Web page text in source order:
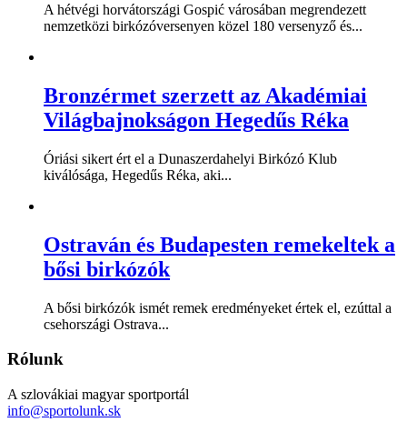
A hétvégi horvátországi Gospić városában megrendezett
nemzetközi birkózóversenyen közel 180 versenyző és...
Bronzérmet szerzett az Akadémiai
Világbajnokságon Hegedűs Réka
Óriási sikert ért el a Dunaszerdahelyi Birkózó Klub
kiválósága, Hegedűs Réka, aki...
Ostraván és Budapesten remekeltek a
bősi birkózók
A bősi birkózók ismét remek eredményeket értek el, ezúttal a
csehországi Ostrava...
Rólunk
A szlovákiai magyar sportportál
info@sportolunk.sk